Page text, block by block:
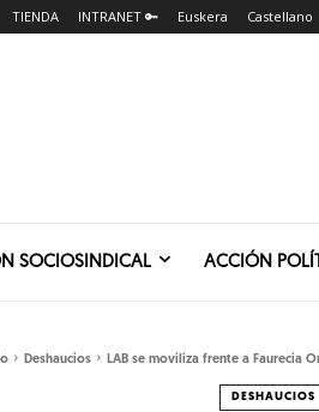
TIENDA INTRANET 🔑 Euskera Castellano
SOCIOSINDICAL ACCIÓN
Deshaucios LAB se moviliza frente a Faurecia
DESHAUCIOS